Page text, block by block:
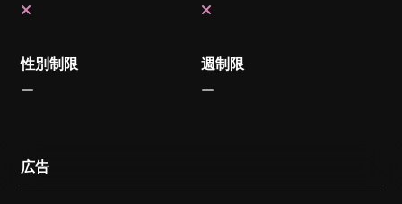
性別制限 週制限
広告